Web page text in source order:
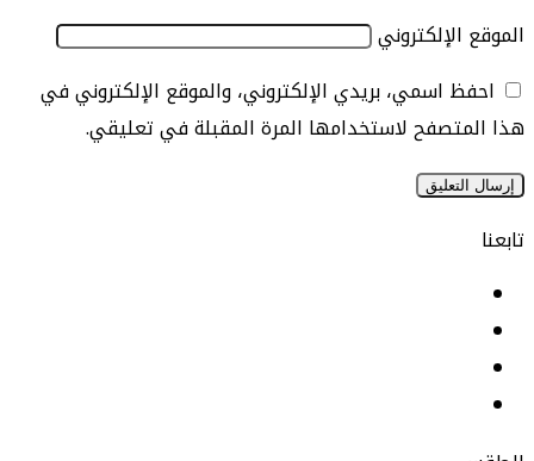
اسمي، بريدي الإلكتروني، والموقع الإلكتروني في
لاستخدامها المرة المقبلة في تعليقي.